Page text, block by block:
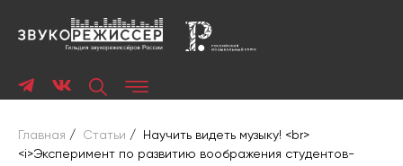
Главная / Статьи /
Научить видеть музыку! <br>
<i>Эксперимент по развитию воображения студентов-